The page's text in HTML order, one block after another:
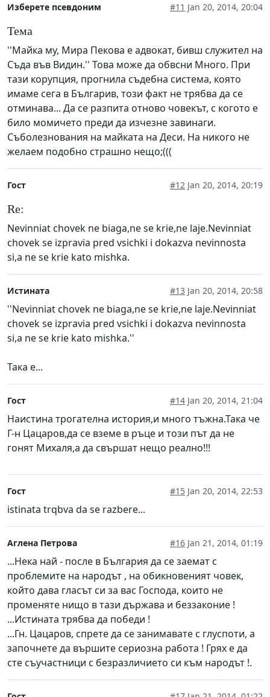
Изберете псевдоним #11 Jan 20, 2014, 20:04
Тема
''Майка му, Мира Пекова е адвокат, бивш служител на
Съда във Видин.'' Това може да обвсни Много. При
тази корупция, прогнила съдебна система, която
имаме сега в Българив, този факт не трябва да се
отминава... Да се разпита отново човекът, с когото е
било момичето преди да изчезне завинаги.
Съболезнования на майката на Деси. На никого не
желаем подобно страшно нещо;(((
Гост #12 Jan 20, 2014, 20:19
Re:
Nevinniat chovek ne biaga,ne se krie,ne laje.Nevinniat
chovek se izpravia pred vsichki i dokazva nevinnosta
si,a ne se krie kato mishka.
Истината #13 Jan 20, 2014, 20:58
''Nevinniat chovek ne biaga,ne se krie,ne laje.Nevinniat
chovek se izpravia pred vsichki i dokazva nevinnosta
si,a ne se krie kato mishka.''
Така е...
Гост #14 Jan 20, 2014, 21:04
Наистина трогателна история,и много тъжна.Така че
Г-н Цацаров,да се вземе в ръце и този път да не
гонят Михаля,а да свършат нещо реално!!!
Гост #15 Jan 20, 2014, 22:53
istinata trqbva da se razbere...
Аглена Петрова #16 Jan 21, 2014, 01:19
...Нека най - после в България да се заемат с
проблемите на народът , на обикновеният човек,
който дава гласът си за вас Господа, които не
променяте нищо в тази държава и беззаконие !
...Истината трябва да победи !
...Гн. Цацаров, спрете да се занимавате с глуспоти, а
започнете да вършите сериозна работа ! Грях е да
сте съучастници с безразличието си към народът !.